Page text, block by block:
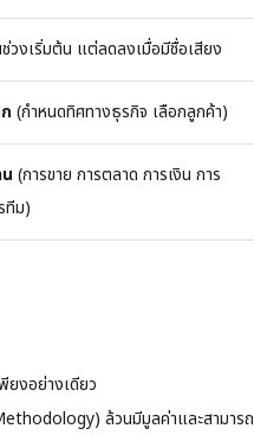
ช่วงเริ่มต้น แต่ลดลงเมื่อมีชื่อเสียง
(กำหนดทิศทางธุรกิจ เลือกลูกค้า)
(การขาย การตลาด การเงิน การ
ทีม)
ยงอย่างเดียว
ล้วนมีมูลค่าและสามารถ